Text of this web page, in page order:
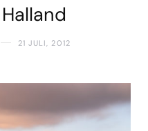
21 JULI, 2012